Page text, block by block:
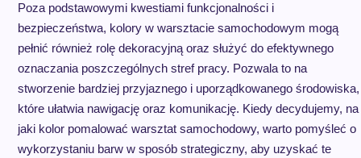
Poza podstawowymi kwestiami funkcjonalności i
bezpieczeństwa, kolory w warsztacie samochodowym mogą
pełnić również rolę dekoracyjną oraz służyć do efektywnego
oznaczania poszczególnych stref pracy. Pozwala to na
stworzenie bardziej przyjaznego i uporządkowanego środowiska,
które ułatwia nawigację oraz komunikację. Kiedy decydujemy, na
jaki kolor pomalować warsztat samochodowy, warto pomyśleć o
wykorzystaniu barw w sposób strategiczny, aby uzyskać te